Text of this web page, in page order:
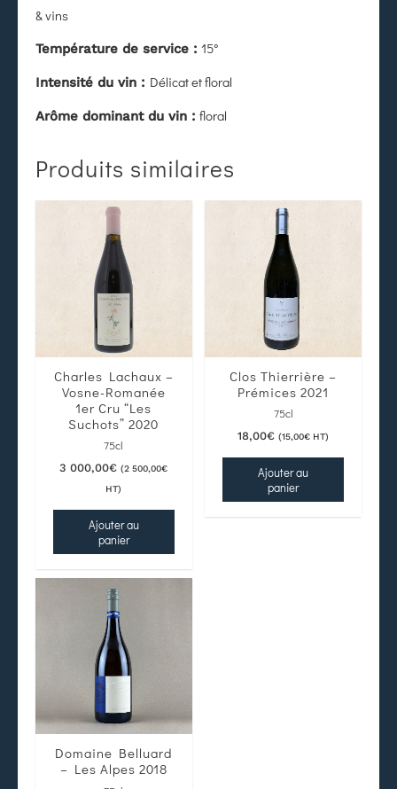
& vins
Température de service : 15°
Intensité du vin : Délicat et floral
Arôme dominant du vin : floral
Produits similaires
Charles Lachaux –
Vosne-Romanée
1er Cru “Les
Suchots” 2020
75cl
3 000,00€ (2 500,00€
HT)
Ajouter au
panier
Clos Thierrière –
Prémices 2021
75cl
18,00€ (15,00€ HT)
Ajouter au
panier
Domaine Belluard
– Les Alpes 2018